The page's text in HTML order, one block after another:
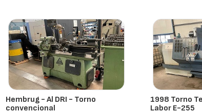
Hembrug - Al DRI - Torno
convencional
1998 Torno
Labor E-255